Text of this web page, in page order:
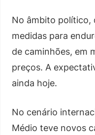
No âmbito político,
medidas para
de caminhões, em
preços. A
ainda hoje.
No cenário
Médio teve novos